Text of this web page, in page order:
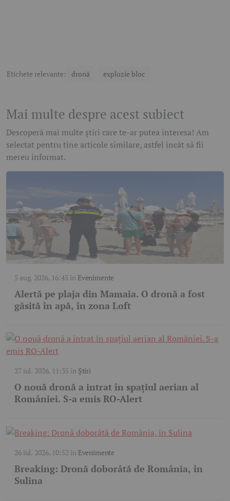
Etichete relevante: dronă explozie bloc
Mai multe despre acest subiect
Descoperă mai multe știri care te-ar putea interesa! Am
selectat pentru tine articole similare, astfel încât să fii
mereu informat.
5 aug. 2026, 16:45 în Evenimente
Alertă pe plaja din Mamaia. O dronă a fost
găsită în apă, în zona Loft
27 iul. 2026, 11:35 în Știri
O nouă dronă a intrat în spațiul aerian al
României. S-a emis RO-Alert
26 iul. 2026, 10:52 în Evenimente
Breaking: Dronă doborâtă de România, în
Sulina